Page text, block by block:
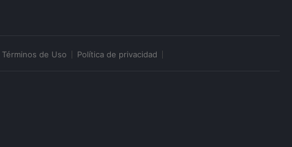
Términos de Uso Política de privacidad